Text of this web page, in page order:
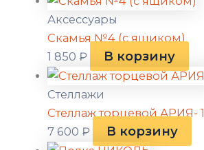
Аксессуары
Скамья №4 (с ящиком)
1 850₽ В корзину
Стеллажи
Стеллаж торцевой АРИЯ- 1
7 600₽ В корзину